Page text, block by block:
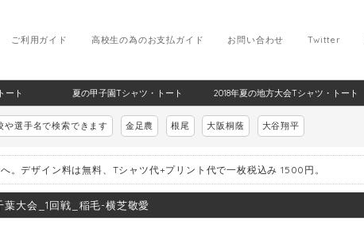
Twitter
お問い合わせ
高校生の為のお支払ガイド
ご利用ガイド
ート 夏の甲子園Tシャツ・トート 2018年夏の地方大会Tシャツ・トート
や選手名で検索できます 金足農 根尾 大阪桐蔭 大谷翔平
。デザイン料は無料、Tシャツ代+プリント代で一枚税込み 1500円。
葉大会_1回戦_稲毛-横芝敬愛